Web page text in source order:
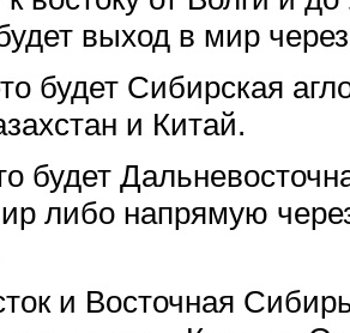
выход в мир
будет Сибирская
и Китай.
будет
либо напрямую
и Восточная